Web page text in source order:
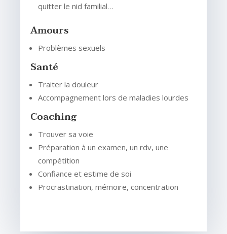
quitter le nid familial…
Amours
Problèmes sexuels
Santé
Traiter la douleur
Accompagnement lors de maladies lourdes
Coaching
Trouver sa voie
Préparation à un examen, un rdv, une
compétition
Confiance et estime de soi
Procrastination, mémoire, concentration